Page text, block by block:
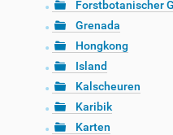
Forstbotanischer
Grenada
Hongkong
Island
Kalscheuren
Karibik
Karten